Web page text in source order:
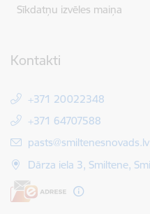
Sīkdatņu izvēles maiņa
Kontakti
+371 20022348
+371 64707588
E-pasts:
pasts@smiltenesnovads.lv
Dārza iela 3, Smiltene,